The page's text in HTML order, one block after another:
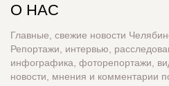
О НАС
Главные, свежие новости
Репортажи, интервью,
инфографика, фоторепортажи,
новости, мнения и комментарии